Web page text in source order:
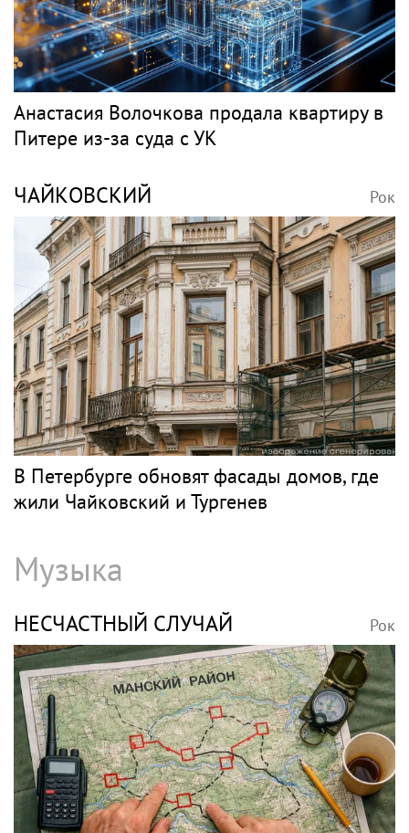
Анастасия Волочкова продала квартиру в
Питере из-за суда с УК
ЧАЙКОВСКИЙ Рок
В Петербурге обновят фасады домов, где
жили Чайковский и Тургенев
Музыка
НЕСЧАСТНЫЙ СЛУЧАЙ Рок